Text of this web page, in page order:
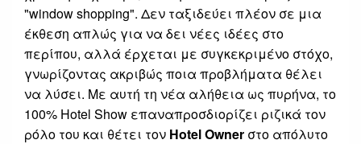
"window shopping". Δεν ταξιδεύει πλέον σε μια
έκθεση απλώς για να δει νέες ιδέες στο
περίπου, αλλά έρχεται με συγκεκριμένο στόχο,
γνωρίζοντας ακριβώς ποια προβλήματα θέλει
να λύσει. Με αυτή τη νέα αλήθεια ως πυρήνα, το
100% Hotel Show επαναπροσδιορίζει ριζικά τον
ρόλο του και θέτει τον Hotel Owner στο απόλυτο